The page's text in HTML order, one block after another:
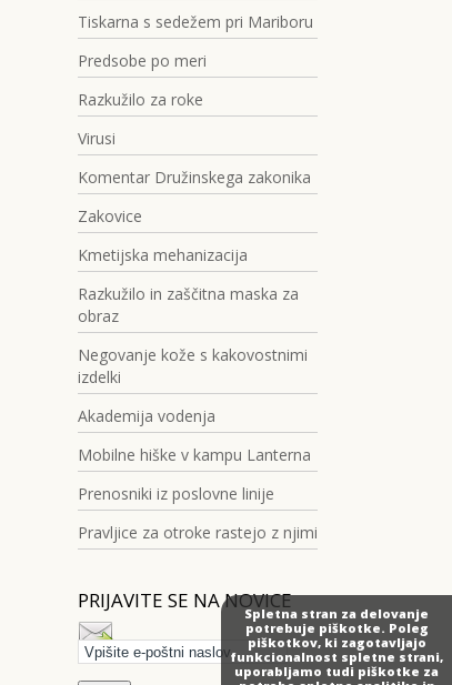
Spletna stran za delovanje
potrebuje piškotke. Poleg
piškotkov, ki zagotavljajo
funkcionalnost spletne strani,
uporabljamo tudi piškotke za
Tiskarna s sedežem pri Mariboru
Predsobe po meri
Razkužilo za roke
Virusi
Komentar Družinskega zakonika
Zakovice
Kmetijska mehanizacija
Razkužilo in zaščitna maska za
obraz
Negovanje kože s kakovostnimi
izdelki
Akademija vodenja
Mobilne hiške v kampu Lanterna
Prenosniki iz poslovne linije
Pravljice za otroke rastejo z njimi
PRIJAVITE SE NA NOVICE